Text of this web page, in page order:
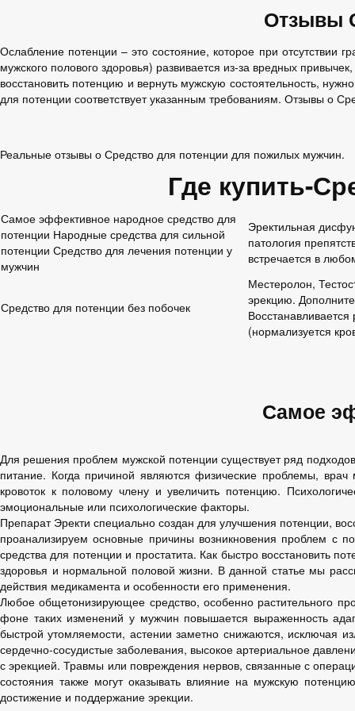
Отзывы
Ослабление потенции – это состояние, которое при отсутствии
мужского полового здоровья) развивается из-за вредных
восстановить потенцию и вернуть мужскую состоятельность,
для потенции соответствует указанным требованиям. Отзывы о
Реальные отзывы о Средство для потенции для пожилых мужчин.
Где купить-
Самое эффективное народное средство для
потенции Народные средства для сильной
потенции Средство для лечения потенции у
мужчин
Эректильная
патология
встречается в
Средство для потенции без побочек
Местеролон,
эрекцию.
(нормализуется
Самое
Для решения проблем мужской потенции существует ряд
питание. Когда причиной являются физические проблемы,
кровоток к половому члену и увеличить потенцию.
эмоциональные или психологические факторы.
Препарат Эректи специально создан для улучшения потенции,
проанализируем основные причины возникновения проблем с
средства для потенции и простатита. Как быстро восстановить
здоровья и нормальной половой жизни. В данной статье мы
действия медикамента и особенности его применения.
Любое общетонизирующее средство, особенно растительного
фоне таких изменений у мужчин повышается выраженность
быстрой утомляемости, астении заметно снижаются, исключая
сердечно-сосудистые заболевания, высокое артериальное
с эрекцией. Травмы или повреждения нервов, связанные с
состояния также могут оказывать влияние на мужскую
достижение и поддержание эрекции.